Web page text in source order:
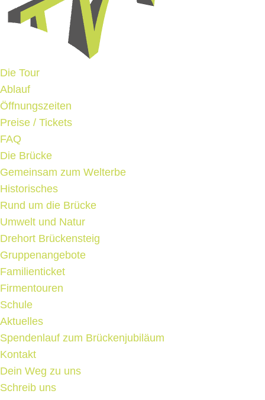
Die Tour
Ablauf
Öffnungszeiten
Preise / Tickets
FAQ
Die Brücke
Gemeinsam zum Welterbe
Historisches
Rund um die Brücke
Umwelt und Natur
Drehort Brückensteig
Gruppenangebote
Familienticket
Firmentouren
Schule
Aktuelles
Spendenlauf zum Brückenjubiläum
Kontakt
Dein Weg zu uns
Schreib uns